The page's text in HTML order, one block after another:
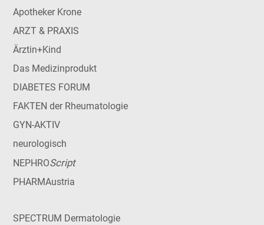
Apotheker Krone
ARZT & PRAXIS
Ärztin+Kind
Das Medizinprodukt
DIABETES FORUM
FAKTEN der Rheumatologie
GYN-AKTIV
neurologisch
NEPHROScript
PHARMAustria
SPECTRUM Dermatologie